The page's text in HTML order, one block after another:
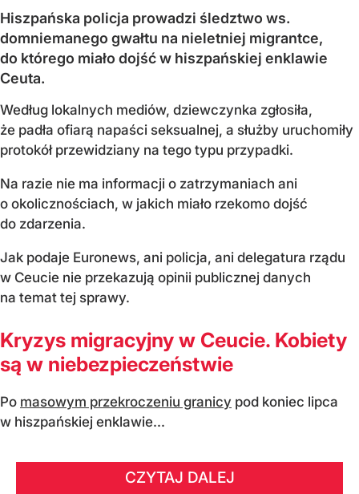
Hiszpańska policja prowadzi śledztwo ws.
domniemanego gwałtu na nieletniej migrantce,
do którego miało dojść w hiszpańskiej enklawie
Ceuta.
Według lokalnych mediów, dziewczynka zgłosiła,
że padła ofiarą napaści seksualnej, a służby uruchomiły
protokół przewidziany na tego typu przypadki.
Na razie nie ma informacji o zatrzymaniach ani
o okolicznościach, w jakich miało rzekomo dojść
do zdarzenia.
Jak podaje Euronews, ani policja, ani delegatura rządu
w Ceucie nie przekazują opinii publicznej danych
na temat tej sprawy.
Kryzys migracyjny w Ceucie. Kobiety
są w niebezpieczeństwie
Po masowym przekroczeniu granicy pod koniec lipca
w hiszpańskiej enklawie...
CZYTAJ DALEJ